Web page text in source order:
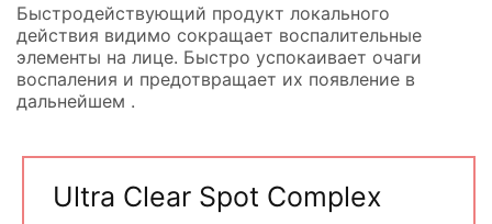
Быстродействующий продукт локального
действия видимо сокращает воспалительные
элементы на лице. Быстро успокаивает очаги
воспаления и предотвращает их появление в
дальнейшем .
Ultra Clear Spot Complex